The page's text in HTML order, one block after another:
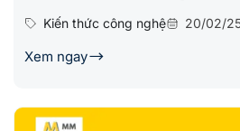
Kiến thức công nghệ
20/02/
Xem ngay